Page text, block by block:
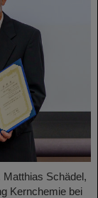
Schädel,
Kernchemie bei